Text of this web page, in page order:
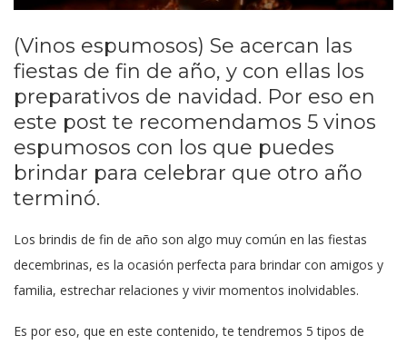
(Vinos espumosos) Se acercan las
fiestas de fin de año, y con ellas los
preparativos de navidad. Por eso en
este post te recomendamos 5 vinos
espumosos con los que puedes
brindar para celebrar que otro año
terminó.
Los brindis de fin de año son algo muy común en las fiestas
decembrinas, es la ocasión perfecta para brindar con amigos y
familia, estrechar relaciones y vivir momentos inolvidables.
Es por eso, que en este contenido, te tendremos 5 tipos de